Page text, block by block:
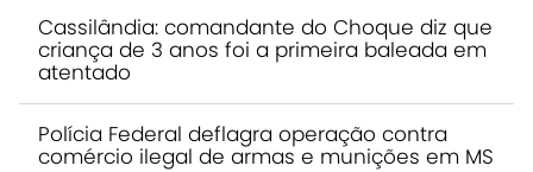
Cassilândia: comandante do Choque diz que
criança de 3 anos foi a primeira baleada em
atentado
Polícia Federal deflagra operação contra
comércio ilegal de armas e munições em MS